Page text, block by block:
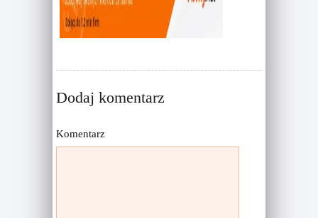
w
)
o
Dodaj komentarz
Komentarz